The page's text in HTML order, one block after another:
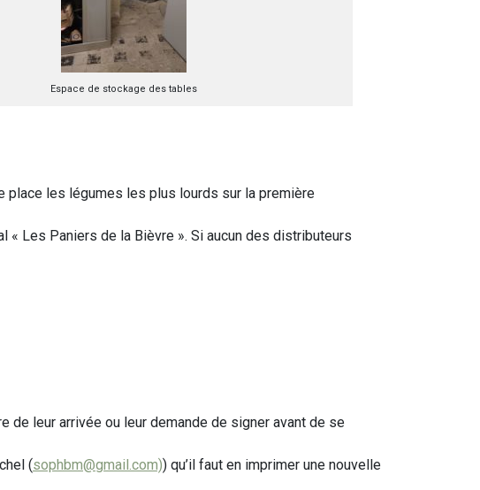
Espace de stockage des tables
place les légumes les plus lourds sur la première
« Les Paniers de la Bièvre ». Si aucun des distributeurs
de leur arrivée ou leur demande de signer avant de se
(sophbm@gmail.com)) qu’il faut en imprimer une nouvelle